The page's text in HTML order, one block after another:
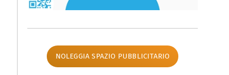
NOLEGGIA SPAZIO PUBBLICITARIO